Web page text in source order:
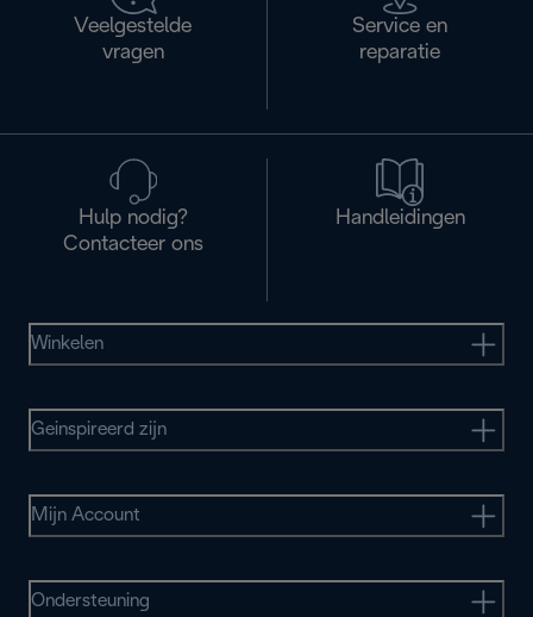
Veelgestelde
vragen
Service en
reparatie
Hulp nodig?
Contacteer ons
Handleidingen
Winkelen
Geinspireerd zijn
Mijn Account
Ondersteuning